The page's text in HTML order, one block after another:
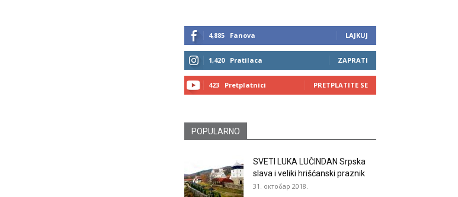
4,885 Fanova LAJKUJ
1,420 Pratilaca ZAPRATI
423 Pretplatnici PRETPLATITE SE
POPULARNO
SVETI LUKA LUČINDAN Srpska
slava i veliki hrišćanski praznik
31. октобар 2018.